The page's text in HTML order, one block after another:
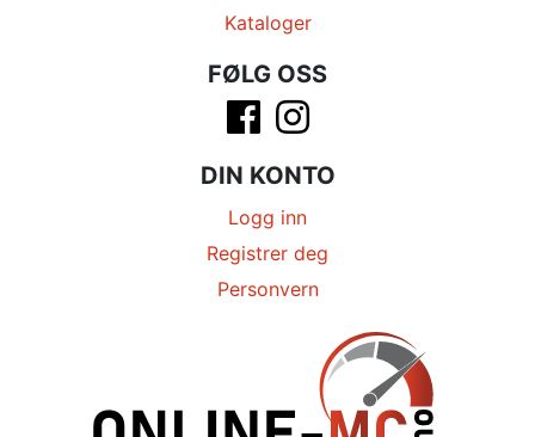
Kataloger
FØLG OSS
DIN KONTO
Logg inn
Registrer deg
Personvern